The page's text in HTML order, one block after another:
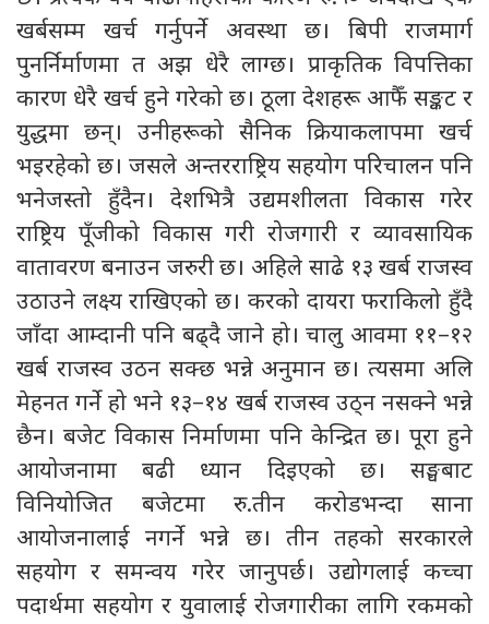
खर्बसम्म खर्च गर्नुपर्ने अवस्था छ। बिपी राजमार्ग
पुनर्निर्माणमा त अझ धेरै लाग्छ। प्राकृतिक विपत्तिका
कारण धेरै खर्च हुने गरेको छ। ठूला देशहरू आफैँ सङ्कट र
युद्धमा छन्। उनीहरूको सैनिक क्रियाकलापमा खर्च
भइरहेको छ। जसले अन्तरराष्ट्रिय सहयोग परिचालन पनि
भनेजस्तो हुँदैन। देशभित्रै उद्यमशीलता विकास गरेर
राष्ट्रिय पूँजीको विकास गरी रोजगारी र व्यावसायिक
वातावरण बनाउन जरुरी छ। अहिले साढे १३ खर्ब राजस्व
उठाउने लक्ष्य राखिएको छ। करको दायरा फराकिलो हुँदै
जाँदा आम्दानी पनि बढ्दै जाने हो। चालु आवमा ११–१२
खर्ब राजस्व उठन सक्छ भन्ने अनुमान छ। त्यसमा अलि
मेहनत गर्ने हो भने १३–१४ खर्ब राजस्व उठ्न नसक्ने भन्ने
छैन। बजेट विकास निर्माणमा पनि केन्द्रित छ। पूरा हुने
आयोजनामा बढी ध्यान दिइएको छ। सङ्घबाट
विनियोजित बजेटमा रु.तीन करोडभन्दा साना
आयोजनालाई नगर्ने भन्ने छ। तीन तहको सरकारले
सहयोग र समन्वय गरेर जानुपर्छ। उद्योगलाई कच्चा
पदार्थमा सहयोग र युवालाई रोजगारीका लागि रकमको